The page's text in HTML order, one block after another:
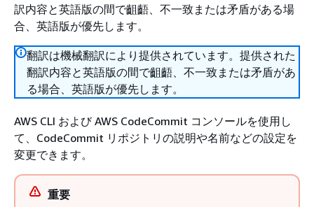
訳内容と英語版の間で齟齬、不一致または矛盾がある場
合、英語版が優先します。
翻訳は機械翻訳により提供されています。提供された
翻訳内容と英語版の間で齟齬、不一致または矛盾があ
る場合、英語版が優先します。
AWS CLI および AWS CodeCommit コンソールを使用し
て、CodeCommit リポジトリの説明や名前などの設定を
変更できます。
重要